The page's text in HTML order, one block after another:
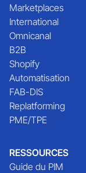
Marketplaces
International
Omnicanal
B2B
Shopify
Automatisation
FAB-DIS
Replatforming
PME/TPE
RESSOURCES
Guide du PIM